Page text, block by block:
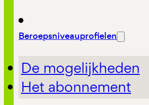
Beroepsniveauprofielen
De mogelijkheden
Het abonnement